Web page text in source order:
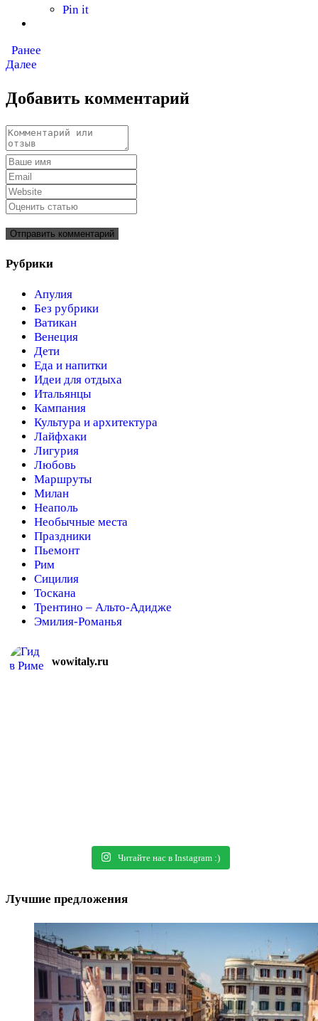
Pin it
Ранее
Далее
Добавить комментарий
Рубрики
Апулия
Без рубрики
Ватикан
Венеция
Дети
Еда и напитки
Идеи для отдыха
Итальянцы
Кампания
Культура и архитектура
Лайфхаки
Лигурия
Любовь
Маршруты
Милан
Неаполь
Необычные места
Праздники
Пьемонт
Рим
Сицилия
Тоскана
Трентино – Альто-Адидже
Эмилия-Романья
wowitaly.ru
Читайте нас в Instagram :)
Лучшие предложения